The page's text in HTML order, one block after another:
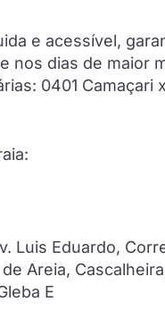
e acessível,
nos dias de maior
0401 Camaçari
Luis Eduardo,
Areia,
E